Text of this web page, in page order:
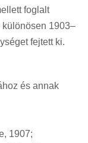
foglalt
különösen 1903–
fejtett ki.
és annak
1907;